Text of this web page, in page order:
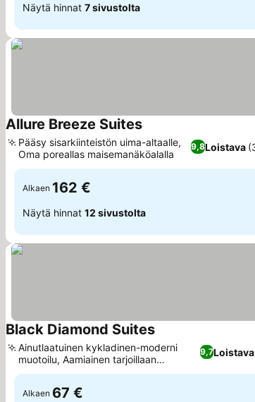
Näytä hinnat 7 sivustolta
Allure Breeze SuitesKatso hinnat
9,8Loistava
Pääsy sisarkiinteistön uima-altaalle,
Oma poreallas maisemanäköalalla
Alkaen 162 €
Näytä hinnat 12 sivustolta
Black Diamond SuitesKatso hinnat
9,7Loistava
Ainutlaatuinen kykladinen-moderni
muotoilu, Aamiainen tarjoillaan
sviitissäsi
Alkaen 67 €